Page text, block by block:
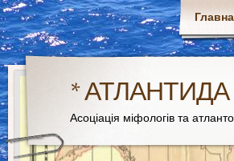
* АТЛАНТИДА
Асоціація міфологів та